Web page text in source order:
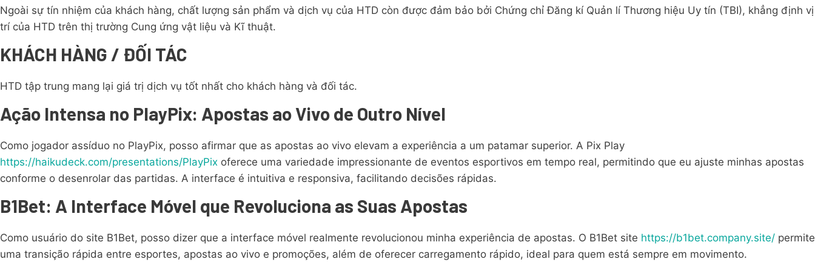
Ngoài sự tín nhiệm của khách hàng, chất lượng sản phẩm và dịch vụ của HTD còn được đảm bảo bởi Chứng chỉ Đăng kí Quản lí Thương hiệu Uy tín (TBI), khẳng định vị
trí của HTD trên thị trường Cung ứng vật liệu và Kĩ thuật.
KHÁCH HÀNG / ĐỐI TÁC
HTD tập trung mang lại giá trị dịch vụ tốt nhất cho khách hàng và đối tác.
Ação Intensa no PlayPix: Apostas ao Vivo de Outro Nível
Como jogador assíduo no PlayPix, posso afirmar que as apostas ao vivo elevam a experiência a um patamar superior. A Pix Play
https://haikudeck.com/presentations/PlayPix oferece uma variedade impressionante de eventos esportivos em tempo real, permitindo que eu ajuste minhas apostas
conforme o desenrolar das partidas. A interface é intuitiva e responsiva, facilitando decisões rápidas.
B1Bet: A Interface Móvel que Revoluciona as Suas Apostas
Como usuário do site B1Bet, posso dizer que a interface móvel realmente revolucionou minha experiência de apostas. O B1Bet site https://b1bet.company.site/ permite
uma transição rápida entre esportes, apostas ao vivo e promoções, além de oferecer carregamento rápido, ideal para quem está sempre em movimento.